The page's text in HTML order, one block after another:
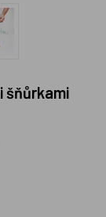
šňůrkami